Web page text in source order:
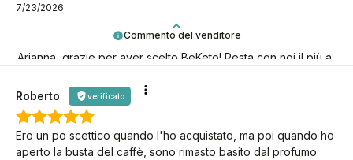
Commento del venditore
Arianna, grazie per aver scelto BeKeto! Resta con noi il più a
7/23/2026
Roberto verificato
Ero un po scettico quando l'ho acquistato, ma poi quando ho
aperto la busta del caffè, sono rimasto basito dal profumo